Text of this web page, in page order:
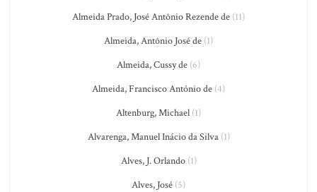
Almeida Prado, José Antônio Rezende de (11)
Almeida, Antônio José de (1)
Almeida, Cussy de (6)
Almeida, Francisco António de (4)
Altenburg, Michael (1)
Alvarenga, Manuel Inácio da Silva(1)
Alves, J. Orlando(1)
Alves, José (5)